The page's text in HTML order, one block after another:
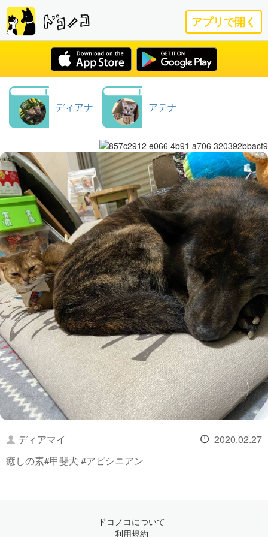
アプリで開く
ディアナ アテナ
ディアマイ
2020.02.27
癒しの素#甲斐犬 #アビシニアン
ドコノコについて
利用規約